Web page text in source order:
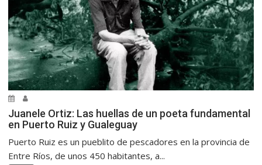
Juanele Ortiz: Las huellas de un poeta fundamental
en Puerto Ruiz y Gualeguay
Puerto Ruiz es un pueblito de pescadores en la provincia de
Entre Ríos, de unos 450 habitantes, a...